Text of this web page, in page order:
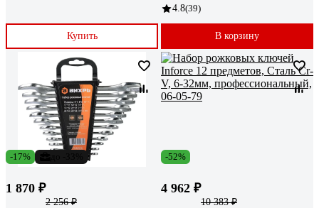
Купить
4.8(39)
В корзину
-17%
1 870 ₽
2 256 ₽
-52%
4 962 ₽
10 383 ₽